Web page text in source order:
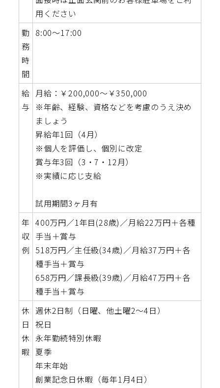
用ください
勤
務
時
間
8:00～17:00
給
与
月給：￥200,000～￥350,000
※年齢、経験、資格などを考慮のうえ決め
ましょう
昇給年1回（4月）
※個人を評価し、個別に改定
賞与年3回（3・7・12月）
※実績に応じ支給
試用期間3ヶ月有
年
収
例
400万円／1年目(28歳)／月給22万円＋各種
手当＋賞与
518万円／主任級(34歳)／月給37万円＋各
種手当＋賞与
658万円／課長級(39歳)／月給47万円＋各
種手当＋賞与
休
日
休
暇
週休2日制（日曜、他土曜2～4日）
祝日
永年勤続特別休暇
夏季
年末年始
創業記念日休暇（毎年1月4日）